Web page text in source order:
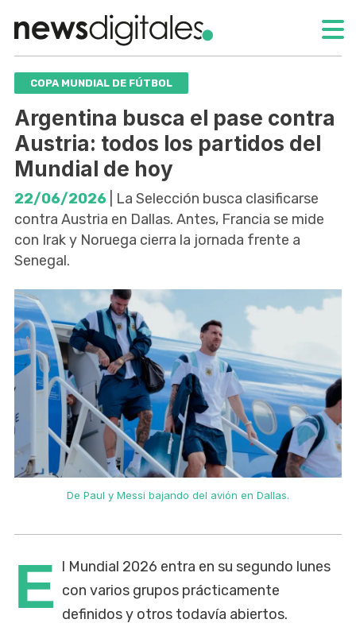
COPA MUNDIAL DE FÚTBOL
Argentina busca el pase contra
Austria: todos los partidos del
Mundial de hoy
22/06/2026 | La Selección busca clasificarse
contra Austria en Dallas. Antes, Francia se mide
con Irak y Noruega cierra la jornada frente a
Senegal.
De Paul y Messi bajando del avión en Dallas.
E l Mundial 2026 entra en su segundo lunes
con varios grupos prácticamente
definidos y otros todavía abiertos.